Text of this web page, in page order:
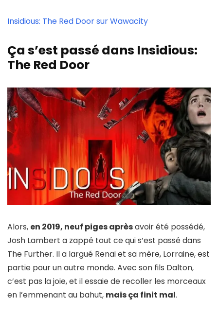
Insidious: The Red Door sur Wawacity
Ça s’est passé dans Insidious:
The Red Door
Alors, en 2019, neuf piges aprèsavoir été possédé,
Josh Lambert a zappé tout ce qui s’est passé dans
The Further. Il a largué Renai et sa mère, Lorraine, est
partie pour un autre monde. Avec son fils Dalton,
c’est pas la joie, et il essaie de recoller les morceaux
en l’emmenant au bahut, mais ça finit mal.